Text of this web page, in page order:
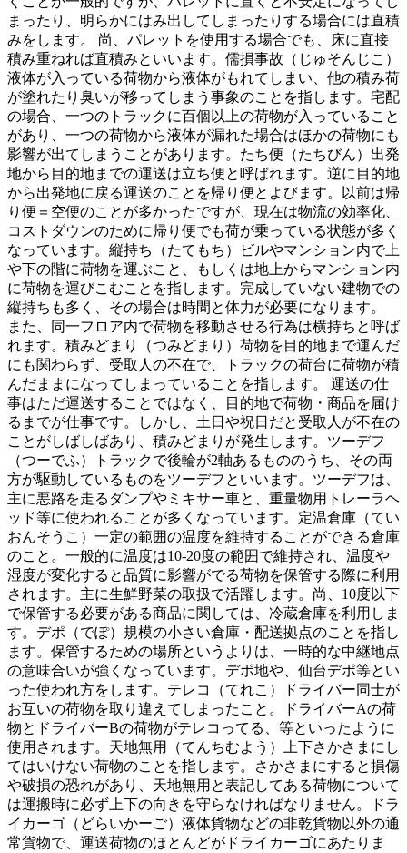
まったり、明らかにはみ出してしまったりする場合には直積
みをします。 尚、パレットを使用する場合でも、床に直接
積み重ねれば直積みといいます。儒損事故（じゅそんじこ）
液体が入っている荷物から液体がもれてしまい、他の積み荷
が塗れたり臭いが移ってしまう事象のことを指します。宅配
の場合、一つのトラックに百個以上の荷物が入っていること
があり、一つの荷物から液体が漏れた場合はほかの荷物にも
影響が出てしまうことがあります。たち便（たちびん）出発
地から目的地までの運送は立ち便と呼ばれます。逆に目的地
から出発地に戻る運送のことを帰り便とよびます。以前は帰
り便＝空便のことが多かったですが、現在は物流の効率化、
コストダウンのために帰り便でも荷が乗っている状態が多く
なっています。縦持ち（たてもち）ビルやマンション内で上
や下の階に荷物を運ぶこと、もしくは地上からマンション内
に荷物を運びこむことを指します。完成していない建物での
縦持ちも多く、その場合は時間と体力が必要になります。
また、同一フロア内で荷物を移動させる行為は横持ちと呼ば
れます。積みどまり（つみどまり）荷物を目的地まで運んだ
にも関わらず、受取人の不在で、トラックの荷台に荷物が積
んだままになってしまっていることを指します。 運送の仕
事はただ運送することではなく、目的地で荷物・商品を届け
るまでが仕事です。しかし、土日や祝日だと受取人が不在の
ことがしばしばあり、積みどまりが発生します。ツーデフ
（つーでふ）トラックで後輪が2軸あるもののうち、その両
方が駆動しているものをツーデフといいます。ツーデフは、
主に悪路を走るダンプやミキサー車と、重量物用トレーラヘ
ッド等に使われることが多くなっています。定温倉庫（てい
おんそうこ）一定の範囲の温度を維持することができる倉庫
のこと。一般的に温度は10-20度の範囲で維持され、温度や
湿度が変化すると品質に影響がでる荷物を保管する際に利用
されます。主に生鮮野菜の取扱で活躍します。尚、10度以下
で保管する必要がある商品に関しては、冷蔵倉庫を利用しま
す。デポ（でぽ）規模の小さい倉庫・配送拠点のことを指し
ます。保管するための場所というよりは、一時的な中継地点
の意味合いが強くなっています。デポ地や、仙台デポ等とい
った使われ方をします。テレコ（てれこ）ドライバー同士が
お互いの荷物を取り違えてしまったこと。ドライバーAの荷
物とドライバーBの荷物がテレコってる、等といったように
使用されます。天地無用（てんちむよう）上下さかさまにし
てはいけない荷物のことを指します。さかさまにすると損傷
や破損の恐れがあり、天地無用と表記してある荷物について
は運搬時に必ず上下の向きを守らなければなりません。ドラ
イカーゴ（どらいかーご）液体貨物などの非乾貨物以外の通
常貨物で、運送荷物のほとんどがドライカーゴにあたりま